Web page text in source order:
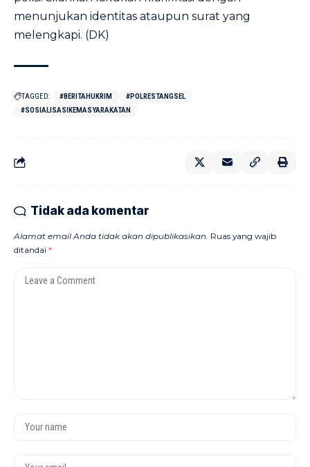
menunjukan identitas ataupun surat yang
melengkapi. (DK)
TAGGED: #BERITAHUKRIM
#POLRESTANGSEL
#SOSIALISASIKEMASYARAKATAN
Tidak ada komentar
Alamat email Anda tidak akan dipublikasikan. Ruas yang wajib
ditandai *